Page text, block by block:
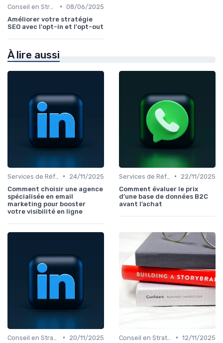
• 08/06/2025
Améliorer votre stratégie
SEO avec l'opt-in et l'opt-out
À lire aussi
•
24/11/2025
Comment choisir une agence
spécialisée en email
marketing pour booster
votre visibilité en ligne
•
22/11/2025
Comment évaluer le prix
d’une base de données B2C
avant l’achat
•
20/11/2025
• 12/11/2025